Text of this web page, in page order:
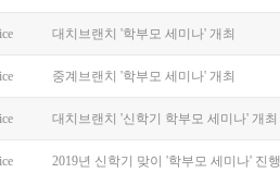
대치브랜치 '학부모 세미나' 개최
중계브랜치 '학부모 세미나' 개최
대치브랜치 '신학기 학부모 세미나' 개최
2019년 신학기 맞이 '학부모 세미나' 진행